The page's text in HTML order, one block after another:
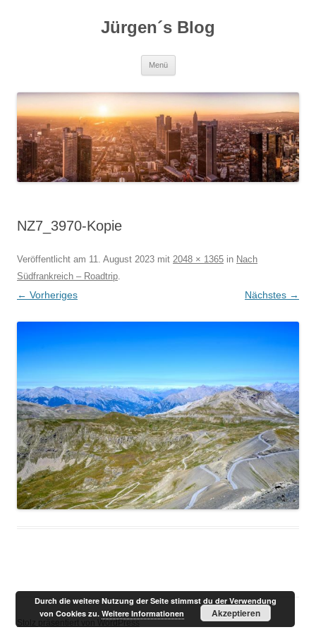
Jürgen´s Blog
Menü
NZ7_3970-Kopie
Veröffentlicht am 11. August 2023 mit 2048 × 1365 in Nach
Südfrankreich – Roadtrip
← Vorheriges Nächstes →
Durch die weitere Nutzung der Seite stimmst du der Verwendung
von Cookies zu.Weitere Informationen Akzeptieren